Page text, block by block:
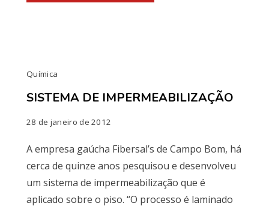
Química
SISTEMA DE IMPERMEABILIZAÇÃO
28 de janeiro de 2012
A empresa gaúcha Fibersal’s de Campo Bom, há
cerca de quinze anos pesquisou e desenvolveu
um sistema de impermeabilização que é
aplicado sobre o piso. “O processo é laminado